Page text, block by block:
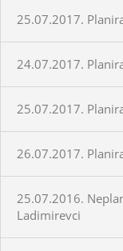
25.07.2017.
24.07.2017.
25.07.2017.
26.07.2017.
25.07.2016.
Ladimirevci